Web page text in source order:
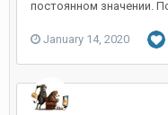
постоянном значении.
January 14, 2020